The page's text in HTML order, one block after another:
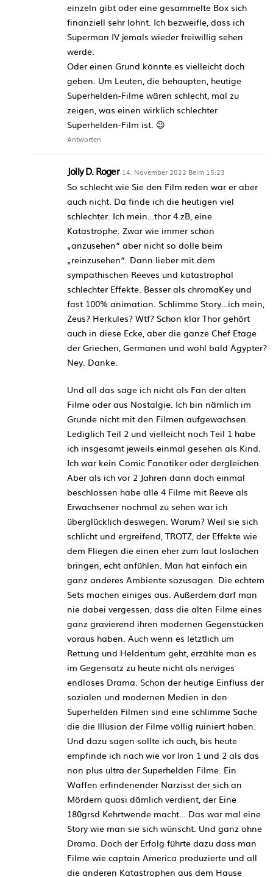
einzeln gibt oder eine gesammelte Box sich
finanziell sehr lohnt. Ich bezweifle, dass ich
Superman IV jemals wieder freiwillig sehen
werde.
Oder einen Grund könnte es vielleicht doch
geben. Um Leuten, die behaupten, heutige
Superhelden-Filme wären schlecht, mal zu
zeigen, was einen wirklich schlechter
Superhelden-Film ist. 😉
Antworten
Jolly D. Roger 14. November 2022 Beim 15:23
So schlecht wie Sie den Film reden war er aber
auch nicht. Da finde ich die heutigen viel
schlechter. Ich mein…thor 4 zB, eine
Katastrophe. Zwar wie immer schön
„anzusehen“ aber nicht so dolle beim
„reinzusehen“. Dann lieber mit dem
sympathischen Reeves und katastrophal
schlechter Effekte. Besser als chromaKey und
fast 100% animation. Schlimme Story…ich mein,
Zeus? Herkules? Wtf? Schon klar Thor gehört
auch in diese Ecke, aber die ganze Chef Etage
der Griechen, Germanen und wohl bald Ägypter?
Ney. Danke.
Und all das sage ich nicht als Fan der alten
Filme oder aus Nostalgie. Ich bin nämlich im
Grunde nicht mit den Filmen aufgewachsen.
Lediglich Teil 2 und vielleicht noch Teil 1 habe
ich insgesamt jeweils einmal gesehen als Kind.
Ich war kein Comic Fanatiker oder dergleichen.
Aber als ich vor 2 Jahren dann doch einmal
beschlossen habe alle 4 Filme mit Reeve als
Erwachsener nochmal zu sehen war ich
überglücklich deswegen. Warum? Weil sie sich
schlicht und ergreifend, TROTZ, der Effekte wie
dem Fliegen die einen eher zum laut loslachen
bringen, echt anfühlen. Man hat einfach ein
ganz anderes Ambiente sozusagen. Die echtem
Sets machen einiges aus. Außerdem darf man
nie dabei vergessen, dass die alten Filme eines
ganz gravierend ihren modernen Gegenstücken
voraus haben. Auch wenn es letztlich um
Rettung und Heldentum geht, erzählte man es
im Gegensatz zu heute nicht als nerviges
endloses Drama. Schon der heutige Einfluss der
sozialen und modernen Medien in den
Superhelden Filmen sind eine schlimme Sache
die die Illusion der Filme völlig ruiniert haben.
Und dazu sagen sollte ich auch, bis heute
empfinde ich nach wie vor Iron 1 und 2 als das
non plus ultra der Superhelden Filme. Ein
Waffen erfindenender Narzisst der sich an
Mördern quasi dämlich verdient, der Eine
180grsd Kehrtwende macht… Das war mal eine
Story wie man sie sich wünscht. Und ganz ohne
Drama. Doch der Erfolg führte dazu dass man
Filme wie captain America produzierte und all
die anderen Katastrophen aus dem Hause